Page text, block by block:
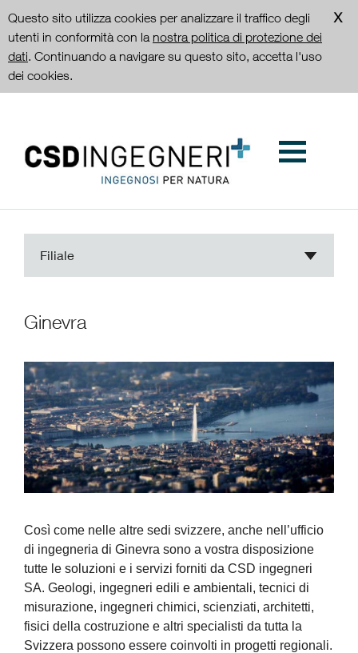
Questo sito utilizza cookies per analizzare il traffico degli
utenti in conformità con la nostra politica di protezione dei
dati. Continuando a navigare su questo sito, accetta l'uso
dei cookies.
Filiale
Ginevra
Così come nelle altre sedi svizzere, anche nell’ufficio
di ingegneria di Ginevra sono a vostra disposizione
tutte le soluzioni e i servizi forniti da CSD ingegneri
SA. Geologi, ingegneri edili e ambientali, tecnici di
misurazione, ingegneri chimici, scienziati, architetti,
fisici della costruzione e altri specialisti da tutta la
Svizzera possono essere coinvolti in progetti regionali.